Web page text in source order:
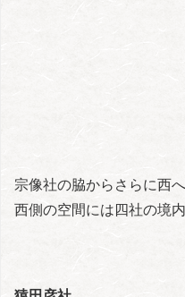
宗像社の脇からさらに西
西側の空間には四社の境